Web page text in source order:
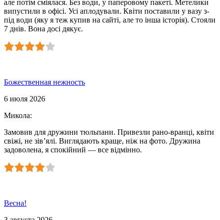
але потім сміялася. Без води, у паперовому пакеті. Метелики
випустили в офісі. Усі аплодували. Квіти поставили у вазу з-
під води (яку я теж купив на сайті, але то інша історія). Стояли
7 днів. Вона досі дякує.
Божественная нежность
6 июля 2026
Микола:
Замовив для дружини тюльпани. Привезли рано-вранці, квіти
свіжі, не зів’ялі. Виглядають краще, ніж на фото. Дружина
задоволена, я спокійний — все відмінно.
Весна!